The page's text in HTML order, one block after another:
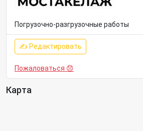
Погрузочно-разгрузочные работы
✍ Редактировать
Пожаловаться 😞
Карта